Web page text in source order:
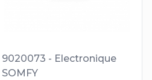
9020073 - Electronique
SOMFY